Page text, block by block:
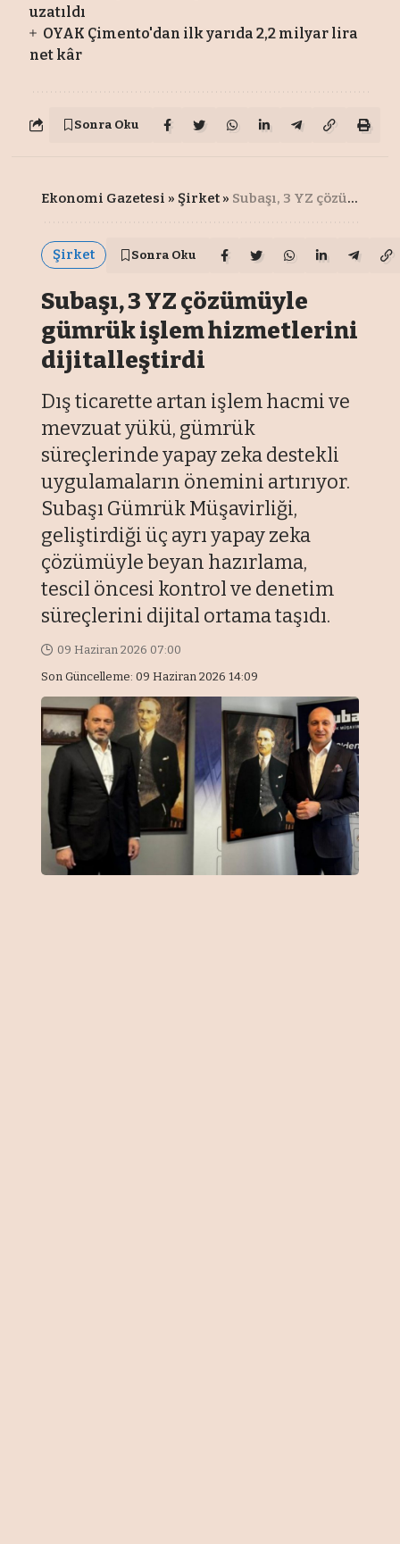
uzatıldı
OYAK Çimento'dan ilk yarıda 2,2 milyar lira
net kâr
Sonra Oku
Ekonomi Gazetesi » Şirket » Subaşı, 3 YZ çözümüyle gümrük işlem hizmetlerini dijitalleştirdi
Şirket Sonra Oku
Subaşı, 3 YZ çözümüyle
gümrük işlem hizmetlerini
dijitalleştirdi
Dış ticarette artan işlem hacmi ve
mevzuat yükü, gümrük
süreçlerinde yapay zeka destekli
uygulamaların önemini artırıyor.
Subaşı Gümrük Müşavirliği,
geliştirdiği üç ayrı yapay zeka
çözümüyle beyan hazırlama,
tescil öncesi kontrol ve denetim
süreçlerini dijital ortama taşıdı.
Son Güncelleme: 09 Haziran 2026 14:09
09 Haziran 2026 07:00